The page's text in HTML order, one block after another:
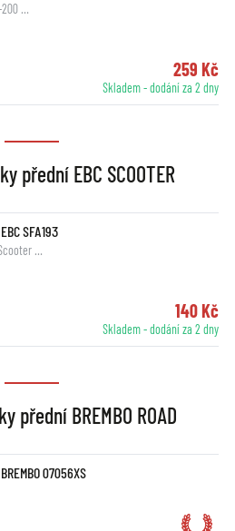
200 …
259 Kč
Skladem - dodání za 2 dny
přední EBC SCOOTER
SFA193
…
140 Kč
Skladem - dodání za 2 dny
přední BREMBO ROAD
07056XS